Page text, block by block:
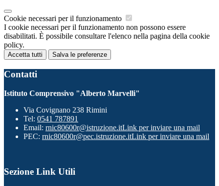
Cookie necessari per il funzionamento
I cookie necessari per il funzionamento non possono essere
disabilitati. È possibile consultare l'elenco nella pagina della cookie
policy.
Accetta tutti Salva le preferenze
Contatti
Istituto Comprensivo "Alberto Marvelli"
Via Covignano 238 Rimini
Tel: 0541 787891
Email: rnic80600r@istruzione.itLink per inviare una mail
PEC: rnic80600r@pec.istruzione.itLink per inviare una mail
Sezione Link Utili